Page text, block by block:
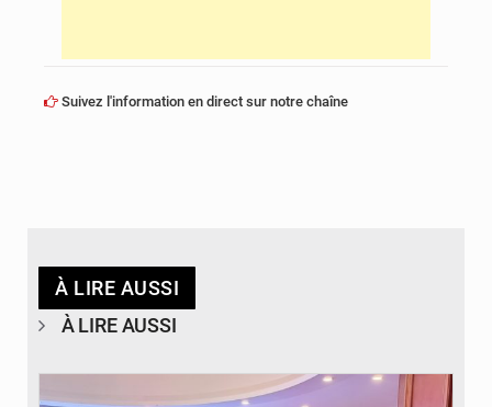
Suivez l'information en direct sur notre chaîne
À LIRE AUSSI
À LIRE AUSSI